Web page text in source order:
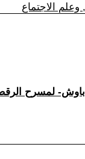
الاجتماع
باوش- لمسرح